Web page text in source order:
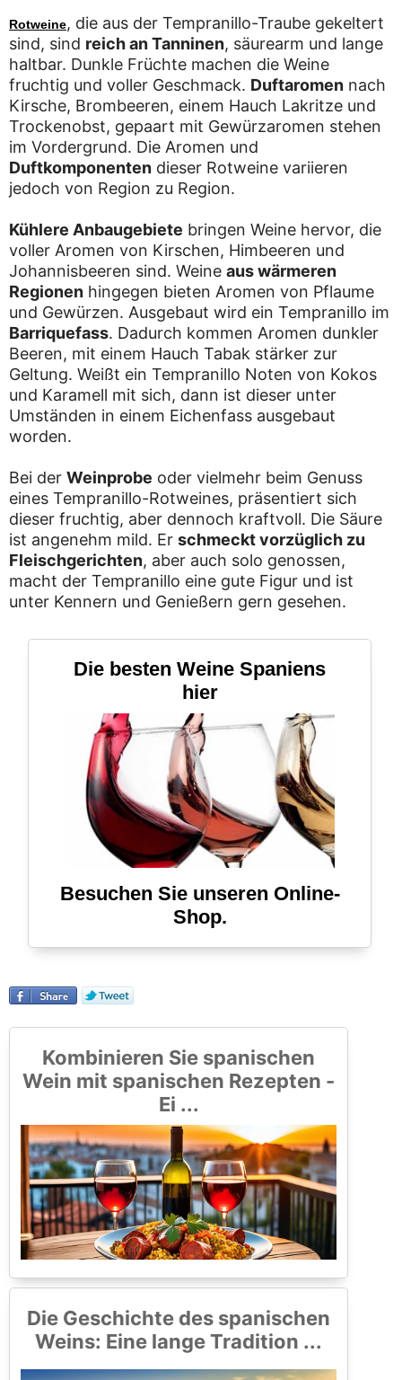
Rotweine, die aus der Tempranillo-Traube gekeltert
sind, sind reich an Tanninen, säurearm und lange
haltbar. Dunkle Früchte machen die Weine
fruchtig und voller Geschmack. Duftaromen nach
Kirsche, Brombeeren, einem Hauch Lakritze und
Trockenobst, gepaart mit Gewürzaromen stehen
im Vordergrund. Die Aromen und
Duftkomponenten dieser Rotweine variieren
jedoch von Region zu Region.
Kühlere Anbaugebiete bringen Weine hervor, die
voller Aromen von Kirschen, Himbeeren und
Johannisbeeren sind. Weine aus wärmeren
Regionen hingegen bieten Aromen von Pflaume
und Gewürzen. Ausgebaut wird ein Tempranillo im
Barriquefass. Dadurch kommen Aromen dunkler
Beeren, mit einem Hauch Tabak stärker zur
Geltung. Weißt ein Tempranillo Noten von Kokos
und Karamell mit sich, dann ist dieser unter
Umständen in einem Eichenfass ausgebaut
worden.
Bei der Weinprobe oder vielmehr beim Genuss
eines Tempranillo-Rotweines, präsentiert sich
dieser fruchtig, aber dennoch kraftvoll. Die Säure
ist angenehm mild. Er schmeckt vorzüglich zu
Fleischgerichten, aber auch solo genossen,
macht der Tempranillo eine gute Figur und ist
unter Kennern und Genießern gern gesehen.
Die besten Weine Spaniens
hier
Besuchen Sie unseren Online-
Shop.
Kombinieren Sie spanischen
Wein mit spanischen Rezepten -
Ei ...
Die Geschichte des spanischen
Weins: Eine lange Tradition ...